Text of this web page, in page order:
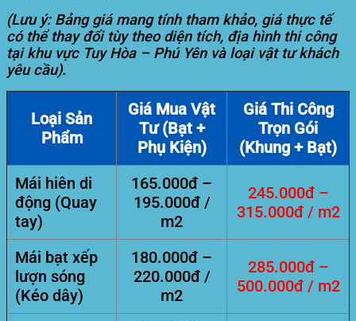
(Lưu ý: Bảng giá mang tính tham khảo, giá thực tế
có thể thay đổi tùy theo diện tích, địa hình thi công
tại khu vực Tuy Hòa – Phú Yên và loại vật tư khách
yêu cầu).
Loại Sản
Phẩm
Giá Mua Vật
Tư (Bạt +
Phụ Kiện)
Giá Thi Công
Trọn Gói
(Khung + Bạt)
Mái hiên di
động (Quay
tay)
165.000đ –
195.000đ /
m2
245.000đ –
315.000đ / m2
Mái bạt xếp
lượn sóng
(Kéo dây)
180.000đ –
220.000đ /
m2
285.000đ –
500.000đ / m2